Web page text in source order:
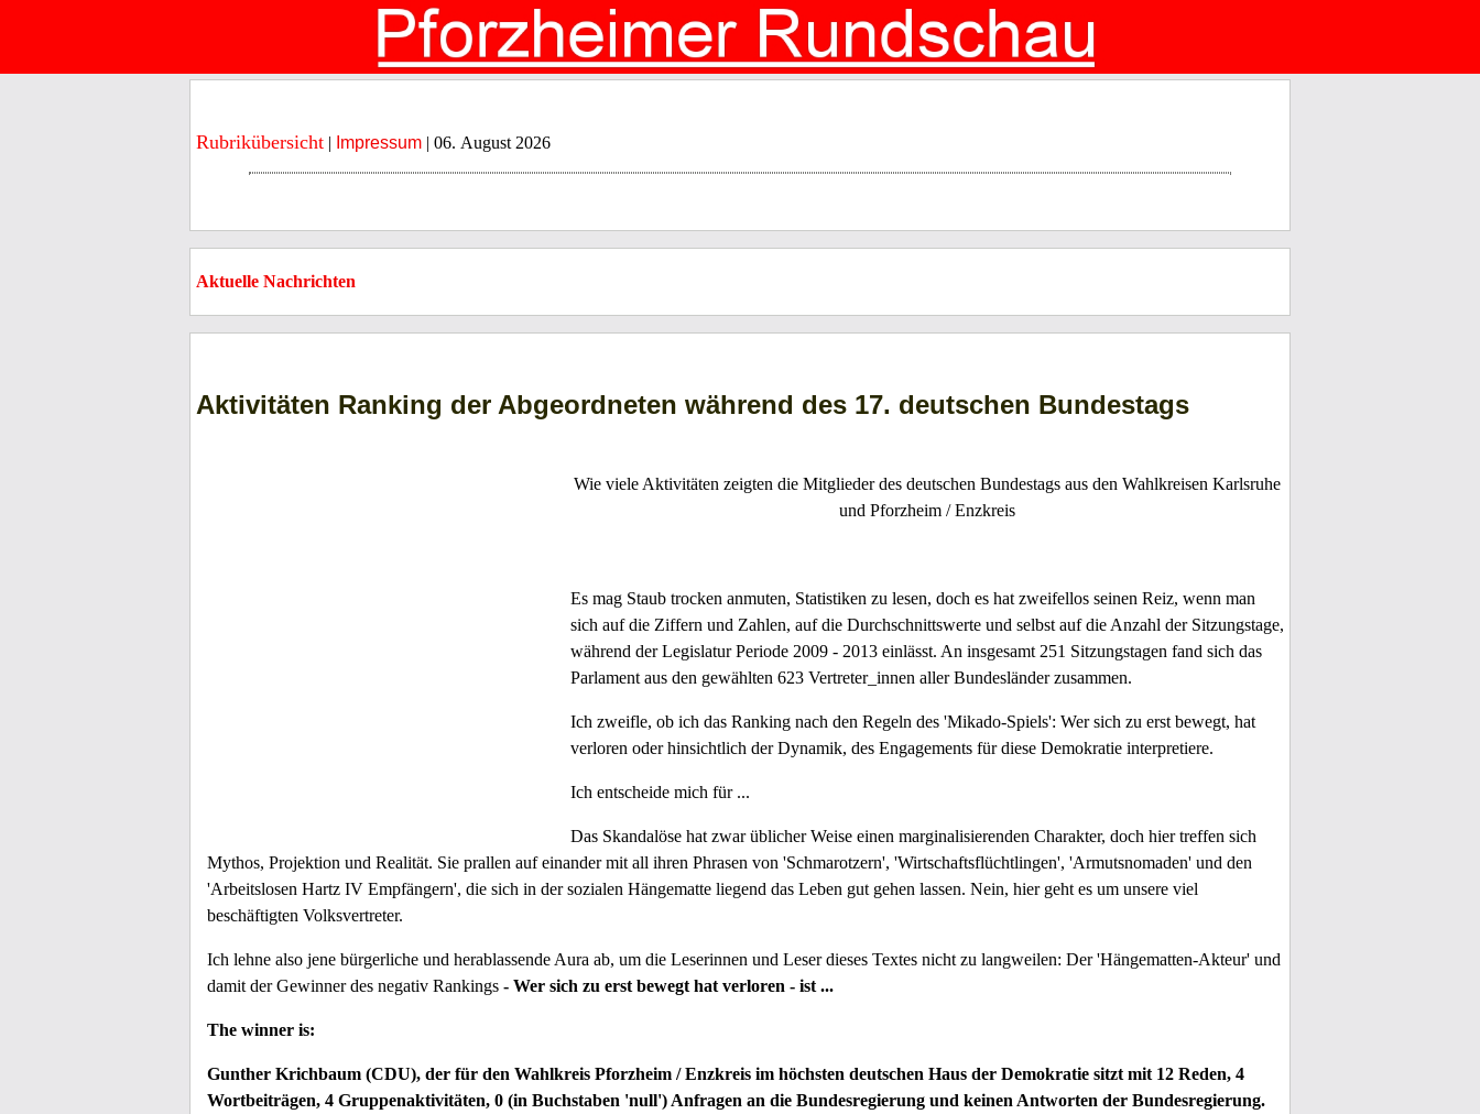
Rubrikübersicht | Impressum | 06. August 2026
Aktuelle Nachrichten
Aktivitäten Ranking der Abgeordneten während des 17. deutschen Bundestags
Wie viele Aktivitäten zeigten die Mitglieder des deutschen Bundestags aus den Wahlkreisen Karlsruhe
und Pforzheim / Enzkreis
Es mag Staub trocken anmuten, Statistiken zu lesen, doch es hat zweifellos seinen Reiz, wenn man
sich auf die Ziffern und Zahlen, auf die Durchschnittswerte und selbst auf die Anzahl der Sitzungstage,
während der Legislatur Periode 2009 - 2013 einlässt. An insgesamt 251 Sitzungstagen fand sich das
Parlament aus den gewählten 623 Vertreter_innen aller Bundesländer zusammen.
Ich zweifle, ob ich das Ranking nach den Regeln des 'Mikado-Spiels': Wer sich zu erst bewegt, hat
verloren oder hinsichtlich der Dynamik, des Engagements für diese Demokratie interpretiere.
Ich entscheide mich für ...
Das Skandalöse hat zwar üblicher Weise einen marginalisierenden Charakter, doch hier treffen sich
Mythos, Projektion und Realität. Sie prallen auf einander mit all ihren Phrasen von 'Schmarotzern', 'Wirtschaftsflüchtlingen', 'Armutsnomaden' und den
'Arbeitslosen Hartz IV Empfängern', die sich in der sozialen Hängematte liegend das Leben gut gehen lassen. Nein, hier geht es um unsere viel
beschäftigten Volksvertreter.
Ich lehne also jene bürgerliche und herablassende Aura ab, um die Leserinnen und Leser dieses Textes nicht zu langweilen: Der 'Hängematten-Akteur' und
damit der Gewinner des negativ Rankings - Wer sich zu erst bewegt hat verloren - ist ...
The winner is:
Gunther Krichbaum (CDU), der für den Wahlkreis Pforzheim / Enzkreis im höchsten deutschen Haus der Demokratie sitzt mit 12 Reden, 4
Wortbeiträgen, 4 Gruppenaktivitäten, 0 (in Buchstaben 'null') Anfragen an die Bundesregierung und keinen Antworten der Bundesregierung.